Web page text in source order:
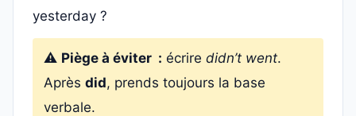
yesterday ?
⚠️ Piège à éviter : écrire didn’t went.
Après did, prends toujours la base
verbale.